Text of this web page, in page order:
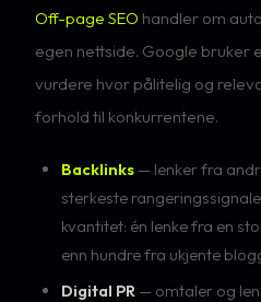
Off-page SEO handler om
egen nettside. Google bruker
vurdere hvor pålitelig og
forhold til konkurrentene.
Backlinks — lenker fra
sterkeste
kvantitet: én lenke fra en
enn hundre fra ukjente
Digital PR — omtaler og